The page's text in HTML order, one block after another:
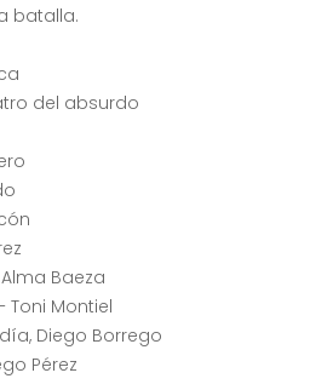
batalla.
del absurdo
Baeza
Toni Montiel
Diego Borrego
Pérez